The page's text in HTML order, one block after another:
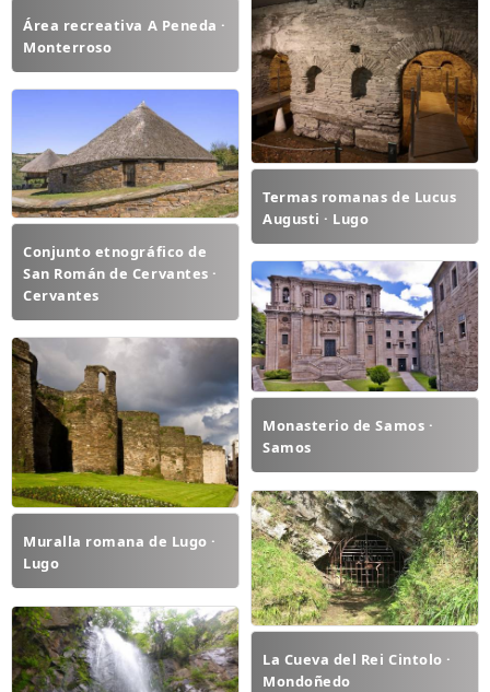
Área recreativa A Peneda ·
Monterroso
Termas romanas de Lucus
Augusti · Lugo
Conjunto etnográfico de
San Román de Cervantes ·
Cervantes
Monasterio de Samos ·
Samos
Muralla romana de Lugo ·
Lugo
La Cueva del Rei Cintolo ·
Mondoñedo